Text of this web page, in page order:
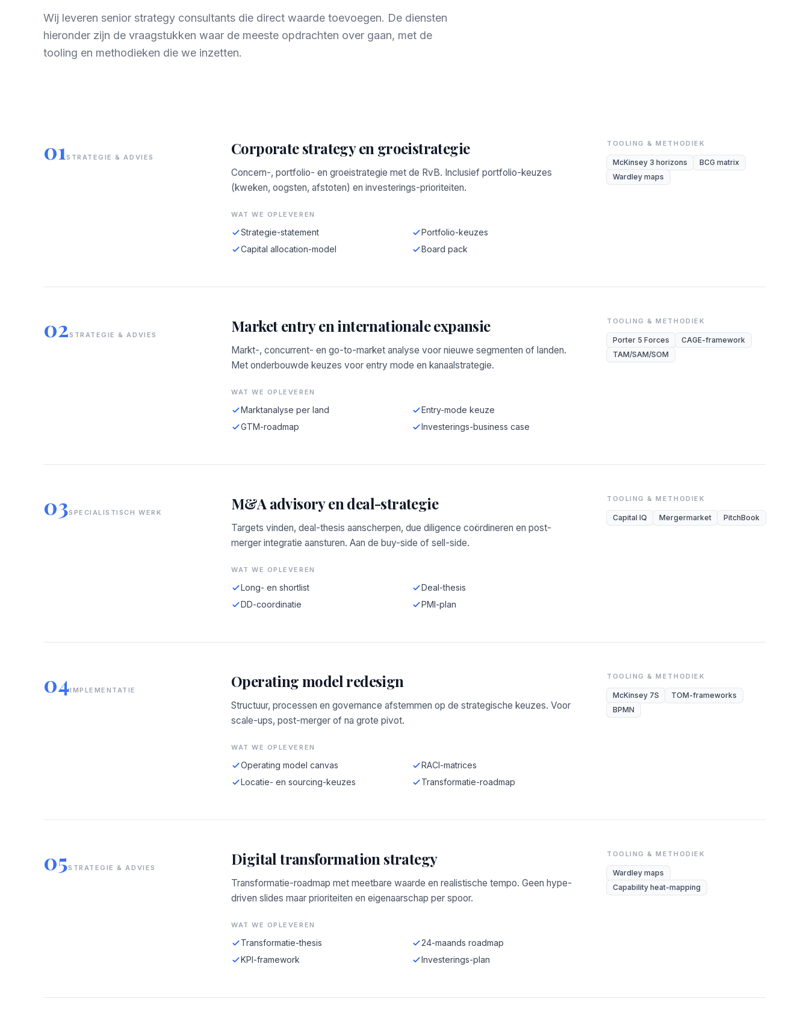
Wij leveren senior strategy consultants die direct waarde toevoegen. De diensten
hieronder zijn de vraagstukken waar de meeste opdrachten over gaan, met de
tooling en methodieken die we inzetten.
01 STRATEGIE & ADVIES Corporate strategy en groeistrategie
Concern-, portfolio- en groeistrategie met de RvB. Inclusief portfolio-keuzes
(kweken, oogsten, afstoten) en investerings-prioriteiten.
WAT WE OPLEVEREN
Strategie-statement
Portfolio-keuzes
Capital allocation-model
Board pack
TOOLING & METHODIEK
McKinsey 3 horizons
BCG matrix
Wardley maps
02STRATEGIE & ADVIES Market entry en internationale expansie
Markt-, concurrent- en go-to-market analyse voor nieuwe segmenten of landen.
Met onderbouwde keuzes voor entry mode en kanaalstrategie.
WAT WE OPLEVEREN
Marktanalyse per land
Entry-mode keuze
GTM-roadmap
Investerings-business case
TOOLING & METHODIEK
Porter 5 Forces
CAGE-framework
TAM/SAM/SOM
03SPECIALISTISCH WERK M&A advisory en deal-strategie
Targets vinden, deal-thesis aanscherpen, due diligence coördineren en post-
merger integratie aansturen. Aan de buy-side of sell-side.
WAT WE OPLEVEREN
Long- en shortlist
Deal-thesis
DD-coordinatie
PMI-plan
TOOLING & METHODIEK
Capital IQ Mergermarket PitchBook
04IMPLEMENTATIE Operating model redesign
Structuur, processen en governance afstemmen op de strategische keuzes. Voor
scale-ups, post-merger of na grote pivot.
WAT WE OPLEVEREN
Operating model canvas
RACI-matrices
Locatie- en sourcing-keuzes
Transformatie-roadmap
TOOLING & METHODIEK
McKinsey 7S
TOM-frameworks
BPMN
05STRATEGIE & ADVIES Digital transformation strategy
Transformatie-roadmap met meetbare waarde en realistische tempo. Geen hype-
driven slides maar prioriteiten en eigenaarschap per spoor.
WAT WE OPLEVEREN
Transformatie-thesis
24-maands roadmap
KPI-framework
Investerings-plan
TOOLING & METHODIEK
Wardley maps
Capability heat-mapping